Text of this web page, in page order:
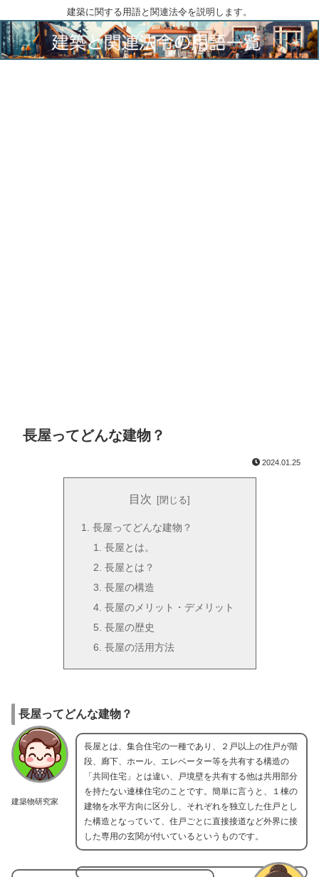
建築に関する用語と関連法令を説明します。
長屋ってどんな建物？
2024.01.25
目次
長屋ってどんな建物？
長屋とは。
長屋とは？
長屋の構造
長屋のメリット・デメリット
長屋の歴史
長屋の活用方法
長屋ってどんな建物？
建築物研究家
長屋とは、集合住宅の一種であり、２戸以上の住戸が階
段、廊下、ホール、エレベーター等を共有する構造の
「共同住宅」とは違い、戸境壁を共有する他は共用部分
を持たない連棟住宅のことです。簡単に言うと、１棟の
建物を水平方向に区分し、それぞれを独立した住戸とし
た構造となっていて、住戸ごとに直接接道など外界に接
した専用の玄関が付いているというものです。